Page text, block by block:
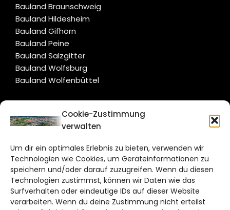
Cookie-Zustimmung
verwalten
Um dir ein optimales Erlebnis zu bieten, verwenden wir
Technologien wie Cookies, um Geräteinformationen zu
speichern und/oder darauf zuzugreifen. Wenn du diesen
Technologien zustimmst, können wir Daten wie das
Surfverhalten oder eindeutige IDs auf dieser Website
verarbeiten. Wenn du deine Zustimmung nicht erteilst
Bauland Braunschweig
Bauland Hildesheim
Bauland Gifhorn
Bauland Peine
Bauland Salzgitter
Bauland Wolfsburg
Bauland Wolfenbüttel
CITYLIFE!
Bruchtorwall 12
38100 Braunschweig
Telefon: 0531 387220 – 65